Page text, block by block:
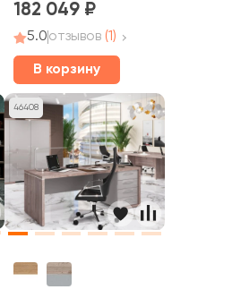
182 049
5.0отзывов (1)
В корзину
46408